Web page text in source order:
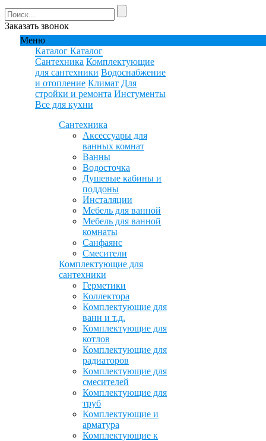
Заказать звонок
Меню
Каталог Каталог
Сантехника Комплектующие
для сантехники Водоснабжение
и отопление Климат Для
стройки и ремонта Инстументы
Все для кухни
Сантехника
Аксессуары для
ванных комнат
Ванны
Водосточка
Душевые кабины и
поддоны
Инсталяции
Мебель для ванной
Мебель для ванной
комнаты
Санфаянс
Смесители
Комплектующие для
сантехники
Герметики
Коллектора
Комплектующие для
ванн и т.д.
Комплектующие для
котлов
Комплектующие для
радиаторов
Комплектующие для
смесителей
Комплектующие для
труб
Комплектующие и
арматура
Комплектующие к